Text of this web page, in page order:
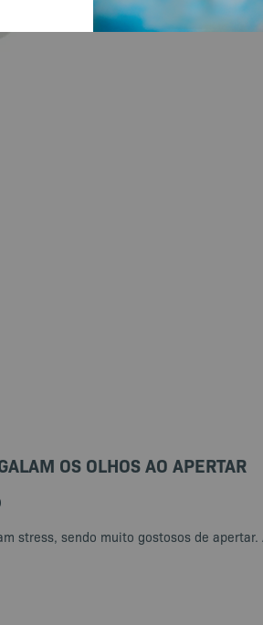
OS OLHOS AO APERTAR
stress, sendo muito gostosos de